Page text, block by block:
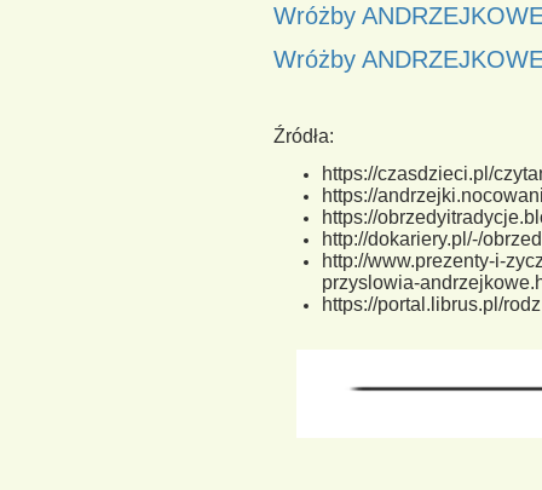
Wróżby
Wróżby
Źródła:
https://czasdzieci.pl/
https://
https://
http://dokariery.pl/-/
http://www.prezenty-i-
przyslowia-
https://portal.librus.pl/